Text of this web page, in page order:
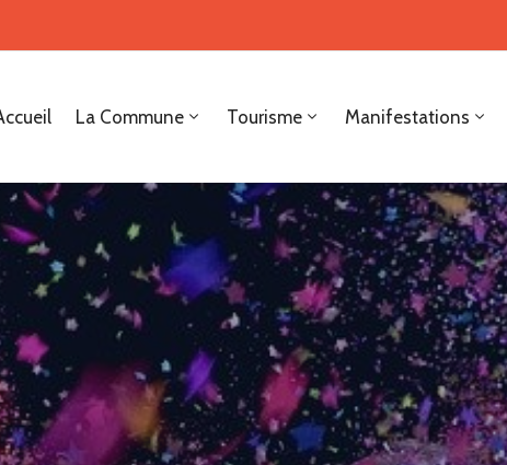
La Commune Tourisme Manifestations